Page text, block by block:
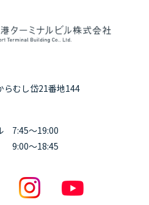
らむし岱21番地144
7:45～19:00
～18:45